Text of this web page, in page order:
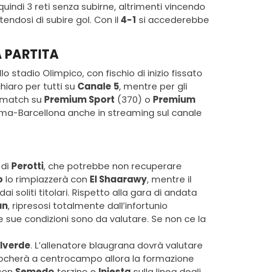
3 reti senza subirne, altrimenti vincendo
di subire gol. Con il 4-1 si accederebbe
PARTITA
stadio Olimpico, con fischio di inizio fissato
per tutti su Canale 5, mentre per gli
su Premium Sport (370) o Premium
Barcellona anche in streaming sul canale
Perotti, che potrebbe non recuperare
lo rimpiazzerà con El Shaarawy, mentre il
soliti titolari. Rispetto alla gara di andata
, ripresosi totalmente dall’infortunio
sue condizioni sono da valutare. Se non ce la
. L’allenatore blaugrana dovrà valutare
a centrocampo allora la formazione